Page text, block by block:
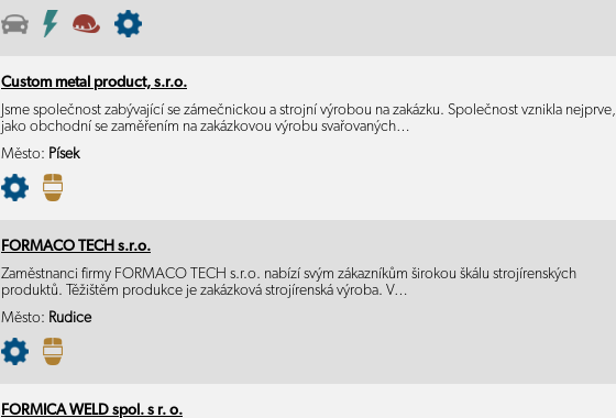
Custom metal product, s.r.o.
Jsme společnost zabývající se zámečnickou a strojní výrobou na zakázku. Společnost vznikla nejprve,
jako obchodní se zaměřením na zakázkovou výrobu svařovaných…
Město: Písek
FORMACO TECH s.r.o.
Zaměstnanci firmy FORMACO TECH s.r.o. nabízí svým zákazníkům širokou škálu strojírenských
produktů. Těžištěm produkce je zakázková strojírenská výroba. V…
Město: Rudice
FORMICA WELD spol. s r. o.